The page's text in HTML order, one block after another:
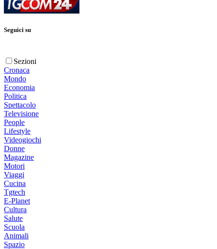
Seguici su
Sezioni
Cronaca
Mondo
Economia
Politica
Spettacolo
Televisione
People
Lifestyle
Videogiochi
Donne
Magazine
Motori
Viaggi
Cucina
Tgtech
E-Planet
Cultura
Salute
Scuola
Animali
Spazio